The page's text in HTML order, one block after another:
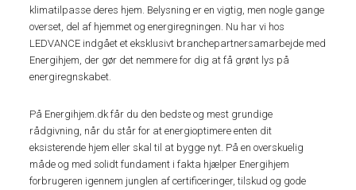
klimatilpasse deres hjem. Belysning er en vigtig, men nogle gange
overset, del af hjemmet og energiregningen. Nu har vi hos
LEDVANCE indgået et eksklusivt branchepartnersamarbejde med
Energihjem, der gør det nemmere for dig at få grønt lys på
energiregnskabet.
På Energihjem.dk får du den bedste og mest grundige
rådgivning, når du står for at energioptimere enten dit
eksisterende hjem eller skal til at bygge nyt. På en overskuelig
måde og med solidt fundament i fakta hjælper Energihjem
forbrugeren igennem junglen af certificeringer, tilskud og gode